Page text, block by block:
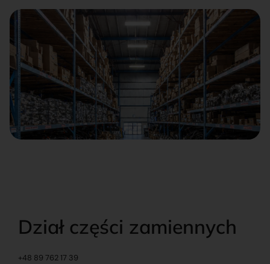
Dział części zamiennych
+48 89 762 17 39